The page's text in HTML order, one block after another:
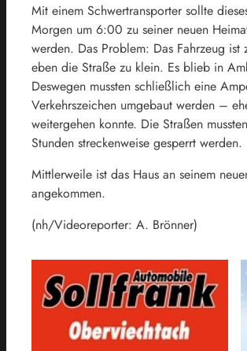
Mit einem Schwertransporter sollte
Morgen um 6:00 zu seiner neuen
werden. Das Problem: Das Fahrzeug ist
eben die Straße zu klein. Es blieb in
Deswegen mussten schließlich eine
Verkehrszeichen umgebaut werden –
weitergehen konnte. Die Straßen
Stunden streckenweise gesperrt werden.
Mittlerweile ist das Haus an seinem
angekommen.
(nh/Videoreporter: A. Brönner)